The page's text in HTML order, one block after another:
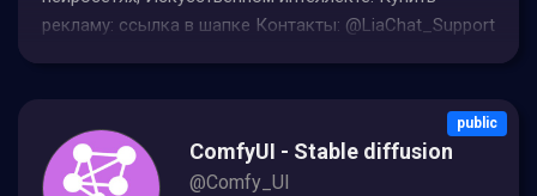
рекламу: ссылка в шапке Контакты: @LiaChat_Support
public
ComfyUI - Stable diffusion -
@Comfy_UI